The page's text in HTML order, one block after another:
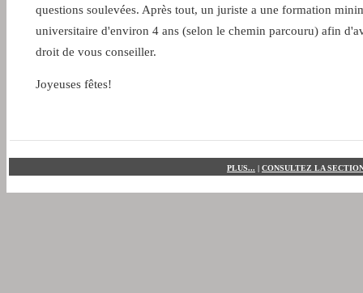
questions soulevées. Après tout, un juriste a une formation
universitaire d'environ 4 ans (selon le chemin parcouru) afin
droit de vous conseiller.
Joyeuses fêtes!
PLUS... | CONSULTEZ LA